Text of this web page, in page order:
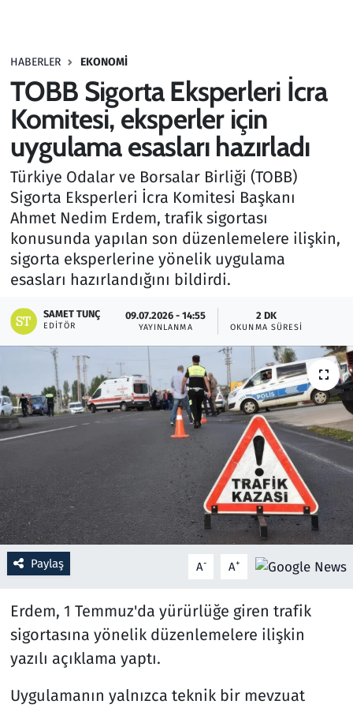
HABERLER EKONOMI
TOBB Sigorta Eksperleri İcra
Komitesi, eksperler için
uygulama esasları hazırladı
Türkiye Odalar ve Borsalar Birliği (TOBB)
Sigorta Eksperleri İcra Komitesi Başkanı
Ahmet Nedim Erdem, trafik sigortası
konusunda yapılan son düzenlemelere ilişkin,
sigorta eksperlerine yönelik uygulama
esasları hazırlandığını bildirdi.
SAMET TUNÇ
EDITÖR
09.07.2026 - 14:55
YAYINLANMA
2 DK
OKUNMA SÜRESI
Paylaş A- A+
Erdem, 1 Temmuz'da yürürlüğe giren trafik
sigortasına yönelik düzenlemelere ilişkin
yazılı açıklama yaptı.
Uygulamanın yalnızca teknik bir mevzuat
Haber
Kültür Sanat
Kurumsal Haberler
Lezzet Durağı
Memur ve Kamu
Otomobil
Oyun
Ramazan
Resmi İlanlar
Rüya Tabirleri
Savunma Sanayi
Seçim 2023
Teknoloji ve Bilim
Televizyon